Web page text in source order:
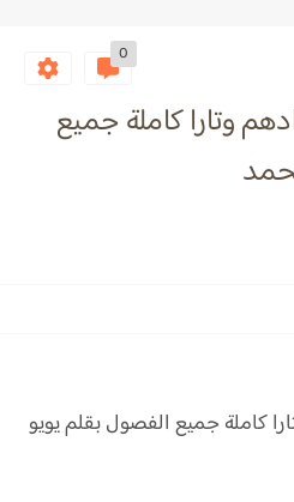
0
وتارا كاملة جميع
كاملة جميع الفصول بقلم يويو